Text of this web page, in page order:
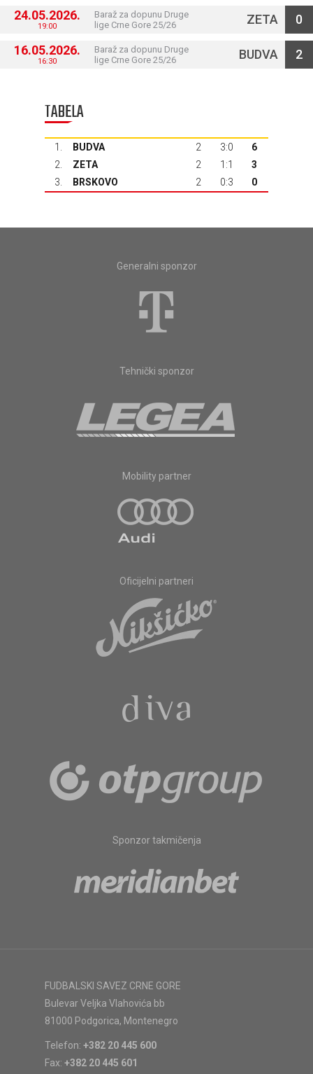
24.05.2026.
19:00
Baraž za dopunu Druge
lige Crne Gore 25/26
ZETA 0
16.05.2026.
16:30
Baraž za dopunu Druge
lige Crne Gore 25/26
BUDVA 2
TABELA
1. BUDVA 2 3:0
6
2.
ZETA 2 1:1
3
3.
BRSKOVO 2 0:3 0
Generalni sponzor
Tehnički sponzor
Mobility partner
Oficijelni partneri
Sponzor takmičenja
FUDBALSKI SAVEZ CRNE GORE
Bulevar Veljka Vlahovića bb
81000 Podgorica, Montenegro
Telefon: +382 20 445 600
Fax: +382 20 445 601